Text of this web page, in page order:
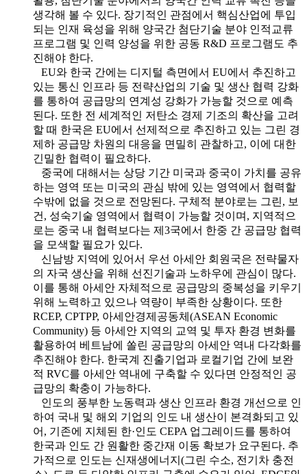
생각해 볼 수 있다. 장기적인 관점에서 핵심산업에 투입
되는 인재 육성을 위해 양국간 첨단기술 분야 인적교류
프로그램 및 인력 양성을 위한 공동 R&D 프로그램도 추
진해야 한다.
EU와 한국 간에는 디지털 측면에서 EU에서 추진하고
있는 통신 인프라 등 전략산업의 기술 및 생산 협력 강화
를 통하여 공급망의 연계성 강화가 가능할 것으로 예측
된다. 또한 전 세계적인 저탄소 경제 기조의 확산을 고려
할 때 한국은 EU에서 선제적으로 추진하고 있는 그린 경
제하 공급망 차원의 대응을 면밀히 관찰하고, 이에 대한
긴밀한 협력이 필요하다.
중국에 대해서는 상당 기간 미국과 중국이 가치를 공유
하는 영역 또는 미국의 관심 밖에 있는 영역에서 협력할
수밖에 없을 것으로 전망된다. 구체적 분야로는 그린, 보
건, 성숙기술 영역에서 협력이 가능할 것이며, 지역적으
로는 중국 내 협력보다는 제3국에서 한중 간 공급망 협력
을 모색할 필요가 있다.
신남방 지역에 있어서 우선 아세안 회원국은 전략물자
의 자국 생산을 위해 선진기술과 노하우에 관심이 많다.
이를 통해 아세안 자체적으로 공급망의 중복성을 키우기
위해 노력하고 있으나 역량이 부족한 상황이다. 또한
RCEP, CPTPP, 아세안경제공동체(ASEAN Economic
Community) 등 아세안 지역의 교역 및 투자 환경 변화를
활용하여 베트남에 쏠린 공급망의 아세안 역내 다각화를
추진해야 한다. 한국계 진출기업과 로컬기업 간에 보완
적 RVC를 아세안 역내에 구축할 수 있다면 안정적인 공
급망의 확충이 가능하다.
인도의 풍부한 노동력과 생산 인프라 환경 개선으로 인
하여 국내 및 해외 기업의 인도 내 생산이 본격화되고 있
어, 기존에 지체된 한·인도 CEPA 업그레이드를 통하여
한국과 인도 간 원활한 중간재 이동 확보가 요구된다. 추
가적으로 인도는 신재생에너지(그린 수소, 전기차 충전